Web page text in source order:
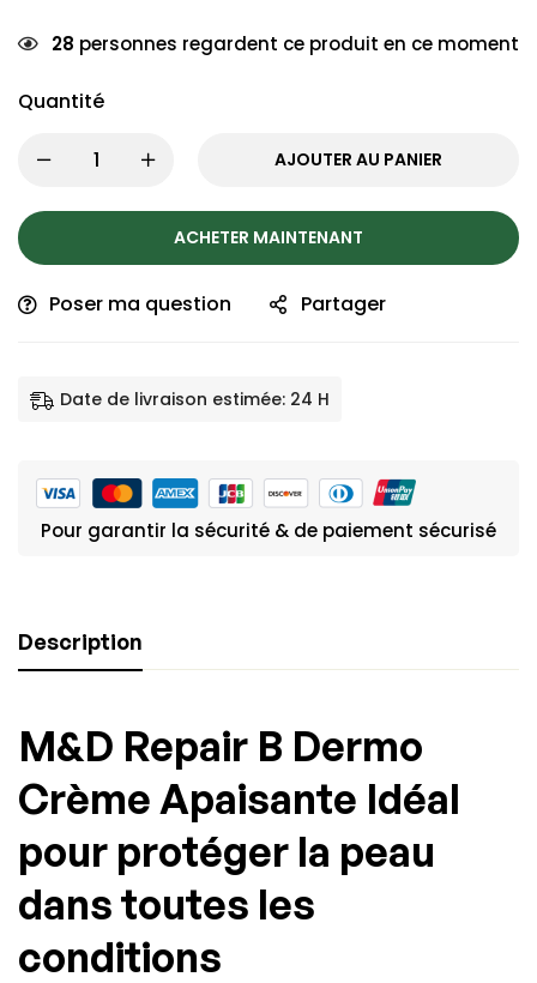
28 personnes regardent ce produit en ce moment
Quantité
AJOUTER AU PANIER
ACHETER MAINTENANT
Poser ma question Partager
Date de livraison estimée: 24 H
Pour garantir la sécurité & de paiement sécurisé
Description
M&D Repair B Dermo
Crème Apaisante Idéal
pour protéger la peau
dans toutes les
conditions